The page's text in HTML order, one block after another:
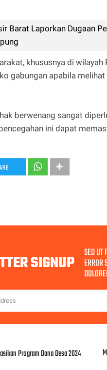
Barat Laporkan Dugaan
khususnya di
gabungan apabila
berwenang sangat
ini dapat
SIGNUP SED UT
ERROR
Program Dana Desa 2024